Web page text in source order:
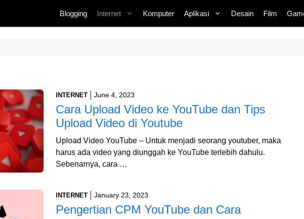
Blogging Internet Komputer Aplikasi Desain Film
INTERNET June 4, 2023
Cara Upload Video ke YouTube dan Tips
Upload Video di Youtube
Upload Video YouTube – Untuk menjadi seorang youtuber, maka
harus ada video yang diunggah ke YouTube terlebih dahulu.
Sebenarnya, cara …
INTERNET January 23, 2023
Pengertian CPM YouTube dan Cara